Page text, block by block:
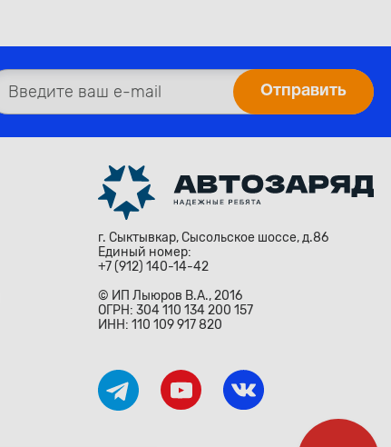
г. Сыктывкар, Сысольское шоссе, д.86
Единый номер:
+7 (912) 140-14-42
© ИП Лыюров В.А., 2016
ОГРН: 304 110 134 200 157
ИНН: 110 109 917 820